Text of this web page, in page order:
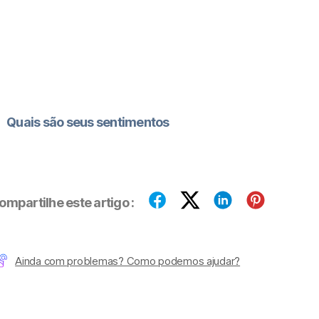
Quais são seus sentimentos
este artigo :
Ainda com problemas? Como podemos ajudar?